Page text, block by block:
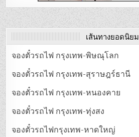
เส้นทางยอดนิยม
จองตั๋วรถไฟ กรุงเทพ-พิษณุโลก
จองตั๋วรถไฟ กรุงเทพ-สุราษฎร์ธานี
จองตั๋วรถไฟ กรุงเทพ-หนองคาย
จองตั๋วรถไฟ กรุงเทพ-ทุ่งสง
จองตั๋วรถไฟกรุงเทพ-หาดใหญ่